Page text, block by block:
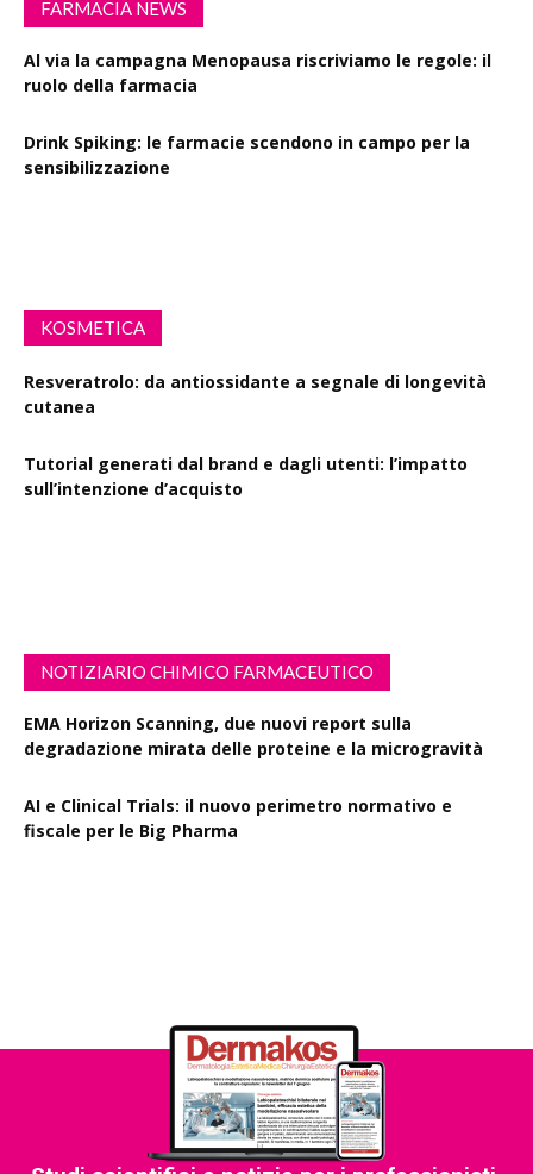
FARMACIA NEWS
Al via la campagna Menopausa riscriviamo le regole: il
ruolo della farmacia
Drink Spiking: le farmacie scendono in campo per la
sensibilizzazione
KOSMETICA
Resveratrolo: da antiossidante a segnale di longevità
cutanea
Tutorial generati dal brand e dagli utenti: l’impatto
sull’intenzione d’acquisto
NOTIZIARIO CHIMICO FARMACEUTICO
EMA Horizon Scanning, due nuovi report sulla
degradazione mirata delle proteine e la microgravità
AI e Clinical Trials: il nuovo perimetro normativo e
fiscale per le Big Pharma